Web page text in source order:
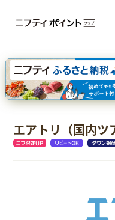
dカード GOLD 三井住友カ
【実質初月無料】DMM |
SBI証券 確定拠出年金（
エアトリ（国内ツ